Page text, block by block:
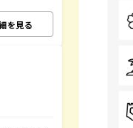
を見る